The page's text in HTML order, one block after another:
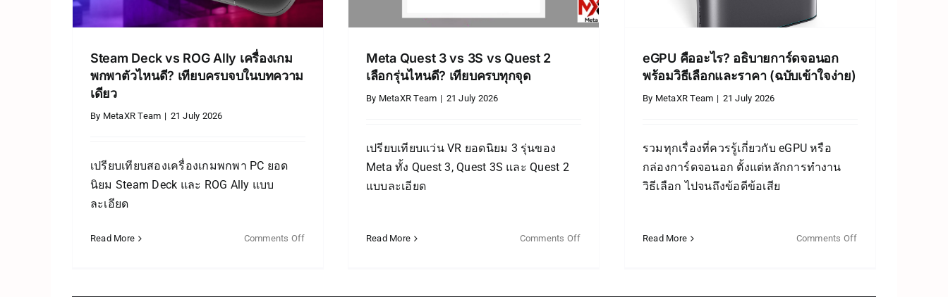
Steam Deck vs ROG Ally เครื่องเกม
พกพาตัวไหนดี? เทียบครบจบในบทความ
เดียว
By MetaXR Team | 21 July 2026
เปรียบเทียบสองเครื่องเกมพกพา PC ยอด
นิยม Steam Deck และ ROG Ally แบบ
ละเอียด
Read More Comments Off
Meta Quest 3 vs 3S vs Quest 2
เลือกรุ่นไหนดี? เทียบครบทุกจุด
By MetaXR Team | 21 July 2026
เปรียบเทียบแว่น VR ยอดนิยม 3 รุ่นของ
Meta ทั้ง Quest 3, Quest 3S และ Quest 2
แบบละเอียด
Read More Comments Off
eGPU คืออะไร? อธิบายการ์ดจอนอก
พร้อมวิธีเลือกและราคา (ฉบับเข้าใจง่าย)
By MetaXR Team | 21 July 2026
รวมทุกเรื่องที่ควรรู้เกี่ยวกับ eGPU หรือ
กล่องการ์ดจอนอก ตั้งแต่หลักการทำงาน
วิธีเลือก ไปจนถึงข้อดีข้อเสีย
Read More Comments Off